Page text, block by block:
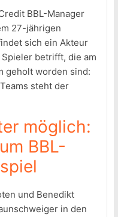
BBL-Manager
27-jährigen
sich ein Akteur
betrifft, die am
geholt worden sind:
steht der
möglich:
BBL-
und Benedikt
in den